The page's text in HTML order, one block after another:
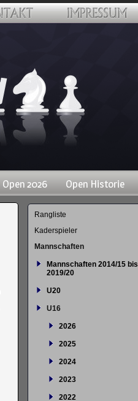
Open 2026 Open Historie
Navigation
Rangliste
Kaderspieler
Mannschaften
Mannschaften 2014/15 bis
2019/20
U20
U16
2026
2025
2024
2023
2022